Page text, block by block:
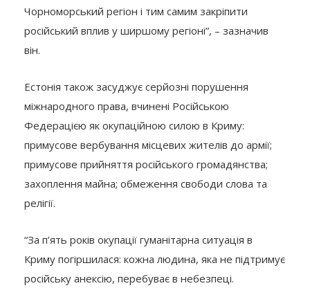
Чорноморський регіон і тим самим закріпити
російський вплив у ширшому регіоні”, – зазначив
він.
Естонія також засуджує серйозні порушення
міжнародного права, вчинені Російською
Федерацією як окупаційною силою в Криму:
примусове вербування місцевих жителів до армії;
примусове прийняття російського громадянства;
захоплення майна; обмеження свободи слова та
релігії.
“За п’ять років окупації гуманітарна ситуація в
Криму погіршилася: кожна людина, яка не підтримує
російську анексію, перебуває в небезпеці.